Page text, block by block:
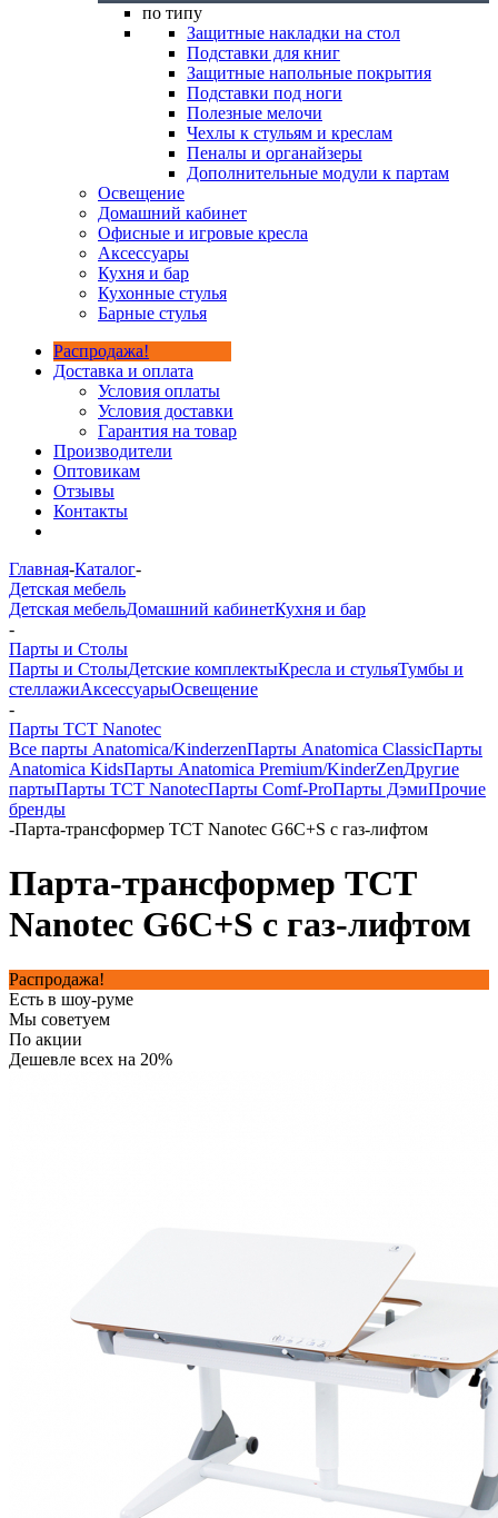
по типу
Защитные накладки на стол
Подставки для книг
Защитные напольные покрытия
Подставки под ноги
Полезные мелочи
Чехлы к стульям и креслам
Пеналы и органайзеры
Дополнительные модули к партам
Освещение
Домашний кабинет
Офисные и игровые кресла
Аксессуары
Кухня и бар
Кухонные стулья
Барные стулья
Распродажа!
Доставка и оплата
Условия оплаты
Условия доставки
Гарантия на товар
Производители
Оптовикам
Отзывы
Контакты
Главная-Каталог-
Детская мебель
Детская мебельДомашний кабинетКухня и бар
-
Парты и Столы
Парты и СтолыДетские комплектыКресла и стульяТумбы и
стеллажиАксессуарыОсвещение
-
Парты TCT Nanotec
Все парты Anatomica/KinderzenПарты Anatomica ClassicПарты
Anatomica KidsПарты Anatomica Premium/KinderZenДругие
партыПарты TCT NanotecПарты Comf-ProПарты ДэмиПрочие
бренды
-Парта-трансформер TCT Nanotec G6C+S с газ-лифтом
Парта-трансформер TCT
Nanotec G6C+S с газ-лифтом
Распродажа!
Есть в шоу-руме
Мы советуем
По акции
Дешевле всех на 20%